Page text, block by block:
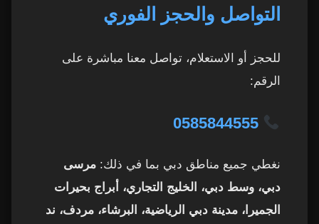
46 التنظيف العميق:
48
49 عاملات تنظيف بالساعة في دبي – أسئلة شائعة من
51 2. هل يمكن طلب عاملة معينة بشكل دائم؟
التواصل والحجز الفوري
للحجز أو الاستعلام، تواصل معنا مباشرة على
الرقم:
0585844555
نغطي جميع مناطق دبي بما في ذلك: مرسى
دبي، وسط دبي، الخليج التجاري، أبراج بحيرات
الجميرا، مدينة دبي الرياضية، البرشاء، مردف، ند